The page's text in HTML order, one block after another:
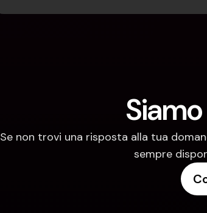
Se non trovi una risposta alla tua
sempre